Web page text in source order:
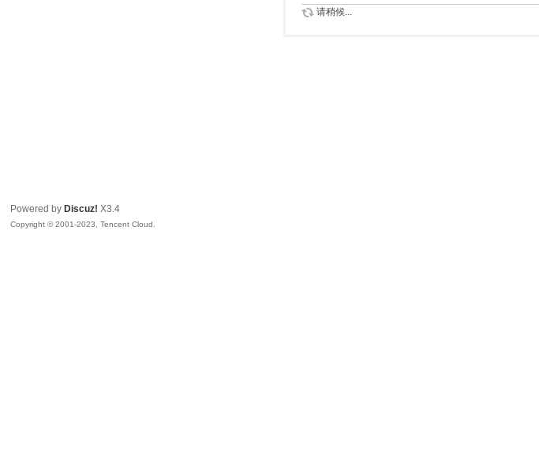
请稍候...
Powered by Discuz! X3.4
Copyright © 2001-2023, Tencent Cloud.